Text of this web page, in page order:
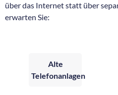
über das Internet statt über
erwarten Sie:
Alte
Telefonanlagen